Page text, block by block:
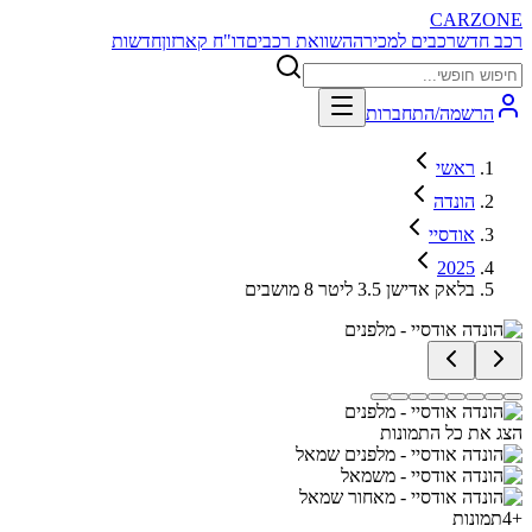
CARZONE
רכב חדשרכבים למכירההשוואת רכביםדו"ח קארזוןחדשות
הרשמה/התחברות
ראשי
הונדה
אודסיי
2025
בלאק אדישן 3.5 ליטר 8 מושבים
הצג את כל התמונות
+
4תמונות